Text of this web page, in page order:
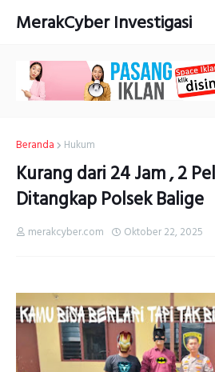
MerakCyber Investigasi
Beranda Hukum
Kurang dari 24 Jam , 2
Ditangkap Polsek Balige
merakcyber.com Oktober 22, 2025